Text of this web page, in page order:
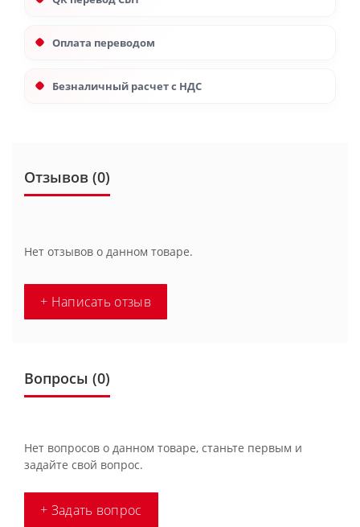
Оплата переводом
Безналичный расчет с НДС
Отзывов (0)
Нет отзывов о данном товаре.
+ Написать отзыв
Вопросы (0)
Нет вопросов о данном товаре, станьте первым и
задайте свой вопрос.
+ Задать вопрос